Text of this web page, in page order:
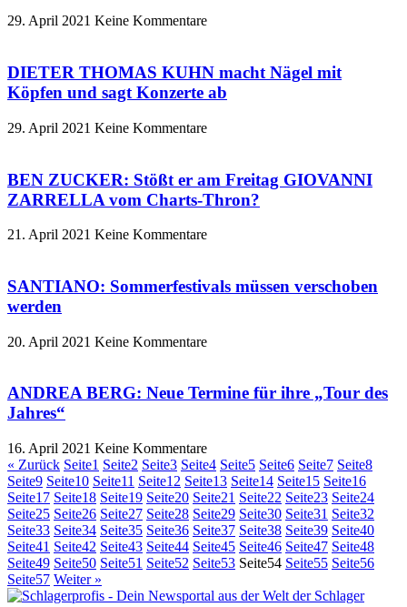
29. April 2021 Keine Kommentare
DIETER THOMAS KUHN macht Nägel mit
Köpfen und sagt Konzerte ab
29. April 2021 Keine Kommentare
BEN ZUCKER: Stößt er am Freitag GIOVANNI
ZARRELLA vom Charts-Thron?
21. April 2021 Keine Kommentare
SANTIANO: Sommerfestivals müssen verschoben
werden
20. April 2021 Keine Kommentare
ANDREA BERG: Neue Termine für ihre „Tour des
Jahres“
16. April 2021 Keine Kommentare
« Zurück Seite1 Seite2 Seite3 Seite4 Seite5 Seite6 Seite7 Seite8
Seite9 Seite10 Seite11 Seite12 Seite13 Seite14 Seite15 Seite16
Seite17 Seite18 Seite19 Seite20 Seite21 Seite22 Seite23 Seite24
Seite25 Seite26 Seite27 Seite28 Seite29 Seite30 Seite31 Seite32
Seite33 Seite34 Seite35 Seite36 Seite37 Seite38 Seite39 Seite40
Seite41 Seite42 Seite43 Seite44 Seite45 Seite46 Seite47 Seite48
Seite49 Seite50 Seite51 Seite52 Seite53 Seite54 Seite55 Seite56
Seite57 Weiter »